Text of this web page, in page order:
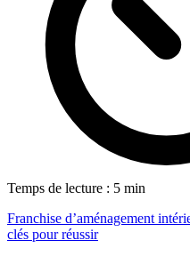
Temps de lecture : 5 min
Franchise d’aménagement
clés pour réussir